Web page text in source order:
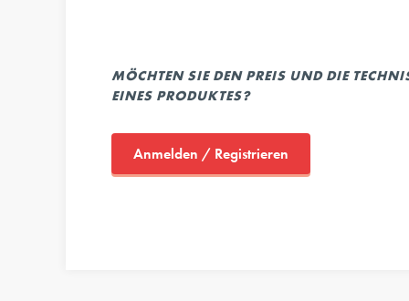
MÖCHTEN SIE DEN PREIS UND DIE
EINES PRODUKTES?
Anmelden / Registrieren